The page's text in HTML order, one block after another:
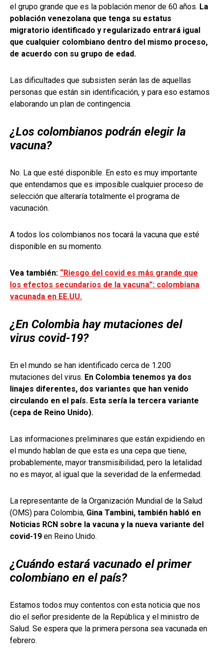
el grupo grande que es la población menor de 60 años. La
población venezolana que tenga su estatus
migratorio identificado y regularizado entrará igual
que cualquier colombiano dentro del mismo proceso,
de acuerdo con su grupo de edad.
Las dificultades que subsisten serán las de aquellas
personas que están sin identificación, y para eso estamos
elaborando un plan de contingencia.
¿Los colombianos podrán elegir la
vacuna?
No. La que esté disponible. En esto es muy importante
que entendamos que es imposible cualquier proceso de
selección que alteraría totalmente el programa de
vacunación.
A todos los colombianos nos tocará la vacuna que esté
disponible en su momento.
Vea también: “Riesgo del covid es más grande que
los efectos secundarios de la vacuna”: colombiana
vacunada en EE.UU.
¿En Colombia hay mutaciones del
virus covid-19?
En el mundo se han identificado cerca de 1.200
mutaciones del virus. En Colombia tenemos ya dos
linajes diferentes, dos variantes que han venido
circulando en el país. Esta sería la tercera variante
(cepa de Reino Unido).
Las informaciones preliminares que están expidiendo en
el mundo hablan de que esta es una cepa que tiene,
probablemente, mayor transmisibilidad, pero la letalidad
no es mayor, al igual que la severidad de la enfermedad.
La representante de la Organización Mundial de la Salud
(OMS) para Colombia, Gina Tambini, también habló en
Noticias RCN sobre la vacuna y la nueva variante del
covid-19 en Reino Unido.
¿Cuándo estará vacunado el primer
colombiano en el país?
Estamos todos muy contentos con esta noticia que nos
dio el señor presidente de la República y el ministro de
Salud. Se espera que la primera persona sea vacunada en
febrero.